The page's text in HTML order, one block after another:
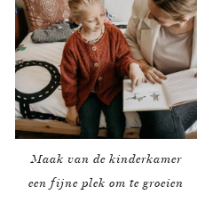
Maak van de kinderkamer
een fijne plek om te groeien